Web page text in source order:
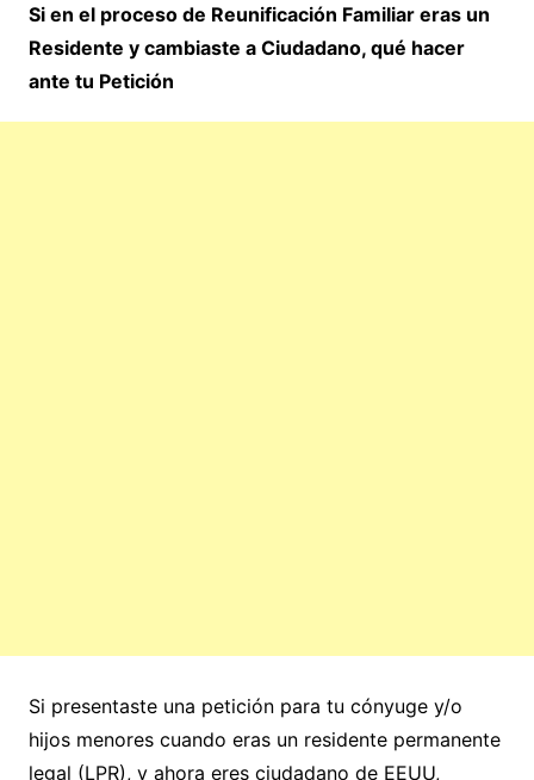
Si en el proceso de Reunificación Familiar eras un
Residente y cambiaste a Ciudadano, qué hacer
ante tu Petición
Si presentaste una petición para tu cónyuge y/o
hijos menores cuando eras un residente permanente
legal (LPR), y ahora eres ciudadano de EEUU,